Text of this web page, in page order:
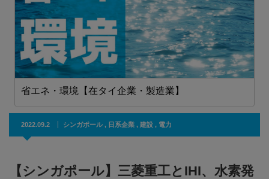
省エネ・環境【在タイ企業・製造業】
2022.09.2 シンガポール, 日系企業 , 建設 , 電力
【シンガポール】三菱重工とIHI、水素発